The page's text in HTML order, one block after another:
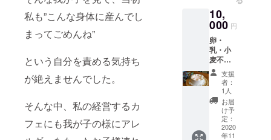
私も”こんな身体に産んでし
まってごめんね”
という自分を責める気持ち
が絶えませんでした。
そんな中、私の経営するカ
フェにも我が子の様にアレ
10,
000 円
卵・
乳・小
麦不使
用の生
デコ
レー
ション
ケーキ
１台
冷凍便
にて発
支援
者：
1人
お届
け予
定：
2020
年11